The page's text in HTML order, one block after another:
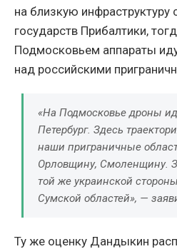
на близкую инфраструктуру
государств Прибалтики,
Подмосковьем аппараты
над российскими
«На Подмосковье дроны
Петербург. Здесь
наши приграничные
Орловщину, Смоленщину.
той же украинской
Сумской областей», —
Ту же оценку Дандыкин